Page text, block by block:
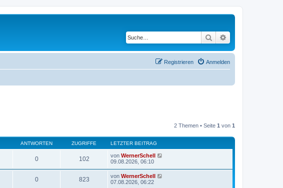
Suche
Anmelden
Registrieren
2 Themen • Seite 1 von 1
ANTWORTEN ZUGRIFFE LETZTER BEITRAG
0 102 von WernerSchell
09.08.2026, 06:10
0 823 von WernerSchell
07.08.2026, 06:22